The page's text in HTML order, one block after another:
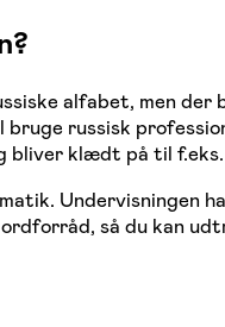
alfabet, men der
russisk
klædt på til
så du kan